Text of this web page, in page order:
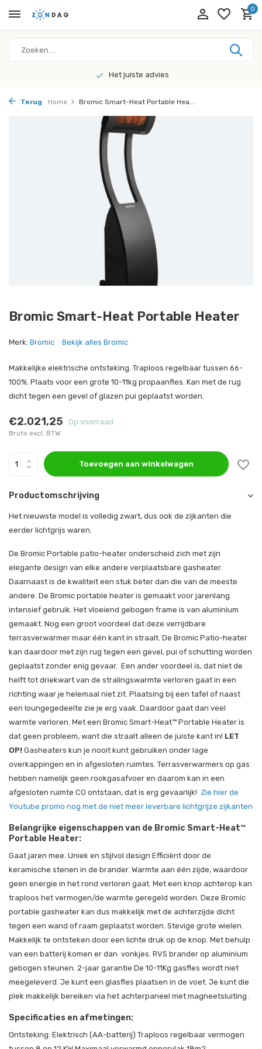
0
Het juiste advies
Terug Home Bromic Smart-Heat Portable Hea...
Bromic Smart-Heat Portable Heater
Merk: Bromic Bekijk alles Bromic
Makkelijke elektrische ontsteking. Traploos regelbaar tussen 66-
100%. Plaats voor een grote 10-11kg propaanfles. Kan met de rug
dicht tegen een gevel of glazen pui geplaatst worden.
€2.021,25 Op voorraad
Bruto excl. BTW
Toevoegen aan winkelwagen
Productomschrijving
Het nieuwste model is volledig zwart, dus ook de zijkanten die
eerder lichtgrijs waren.
De Bromic Portable patio-heater onderscheid zich met zijn
elegante design van elke andere verplaatsbare gasheater.
Daarnaast is de kwaliteit een stuk beter dan die van de meeste
andere. De Bromic portable heater is gemaakt voor jarenlang
intensief gebruik. Het vloeiend gebogen frame is van aluminium
gemaakt. Nog een groot voordeel dat deze verrijdbare
terrasverwarmer maar één kant in straalt. De Bromic Patio-heater
kan daardoor met zijn rug tegen een gevel, pui of schutting worden
geplaatst zonder enig gevaar. Een ander voordeel is, dat niet de
helft tot driekwart van de stralingswarmte verloren gaat in een
richting waar je helemaal niet zit. Plaatsing bij een tafel of naast
een loungegedeelte zie je erg vaak. Daardoor gaat dan veel
warmte verloren. Met een Bromic Smart-Heat™ Portable Heater is
dat geen probleem, want die straalt alleen de juiste kant in! LET
OP! Gasheaters kun je nooit kunt gebruiken onder lage
overkappingen en in afgesloten ruimtes. Terrasverwarmers op gas
hebben namelijk geen rookgasafvoer en daarom kan in een
afgesloten ruimte CO ontstaan, dat is erg gevaarlijk! Zie hier de
Youtube promo nog met de niet meer leverbare lichtgrijze zijkanten
Belangrijke eigenschappen van de Bromic Smart-Heat™
Portable Heater:
Gaat jaren mee. Uniek en stijlvol design Efficiënt door de
keramische stenen in de brander. Warmte aan één zijde, waardoor
geen energie in het rond verloren gaat. Met een knop achterop kan
traploos het vermogen/de warmte geregeld worden. Deze Bromic
portable gasheater kan dus makkelijk met de achterzijde dicht
tegen een wand of raam geplaatst worden. Stevige grote wielen.
Makkelijk te ontsteken door een lichte druk op de knop. Met behulp
van een batterij komen er dan vonkjes. RVS brander op aluminium
gebogen steunen. 2-jaar garantie De 10-11Kg gasfles wordt niet
meegeleverd. Je kunt een glasfles plaatsen in de voet. Je kunt die
plek makkelijk bereiken via het achterpaneel met magneetsluiting .
Specificaties en afmetingen:
Ontsteking: Elektrisch (AA-batterij) Traploos regelbaar vermogen